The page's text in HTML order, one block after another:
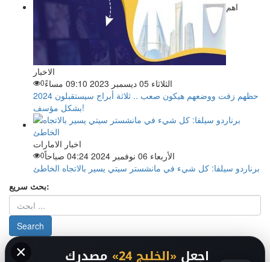
اهم
الاخبار
الثلاثاء 05 ديسمبر 2023 09:10 مساءً
0
حظهم زفت ووضعهم هيكون صعب .. ثلاثة أبراج سيستقبلون 2024
بشكل مؤسف!
اخبار الامارات
الأربعاء 06 نوفمبر 2024 04:24 صباحاً
0
برناردو سيلفا: كل شيء في مانشستر سيتي يسير بالاتجاه الخاطئ
بحث سريع:
من نحن × اجعل «الخليج 24» مصدرك